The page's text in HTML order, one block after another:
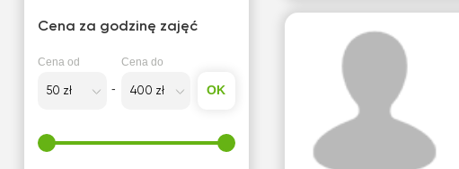
Cena za godzinę zajęć
Cena od Cena do
OK